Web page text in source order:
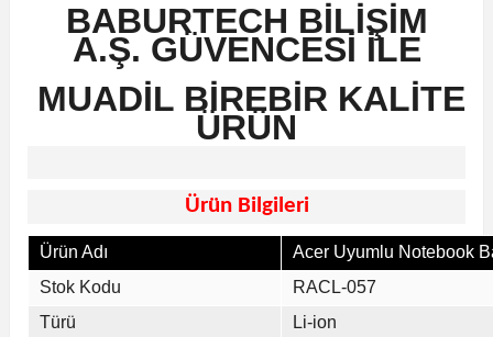
BABURTECH BİLİŞİM
A.Ş. GÜVENCESİ İLE
MUADİL BİREBİR KALİTE
ÜRÜN
Ürün Bilgileri
Ürün Adı
Acer Uyumlu Notebook
Stok Kodu
RACL-057
Türü
Li-ion